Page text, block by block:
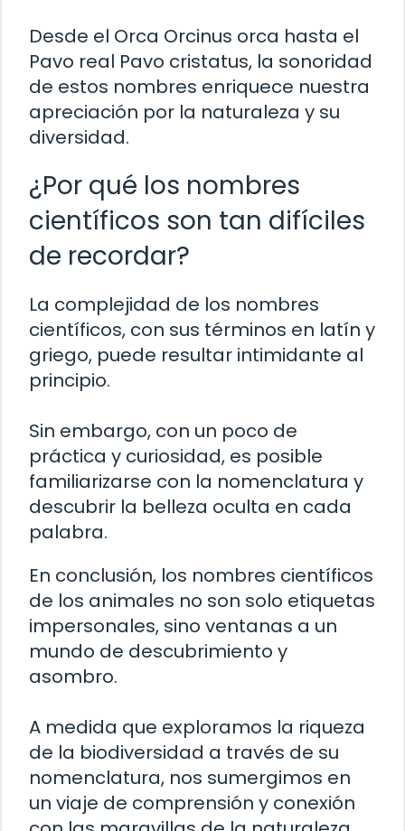
Desde el Orca Orcinus orca hasta el
Pavo real Pavo cristatus, la sonoridad
de estos nombres enriquece nuestra
apreciación por la naturaleza y su
diversidad.
¿Por qué los nombres
científicos son tan difíciles
de recordar?
La complejidad de los nombres
científicos, con sus términos en latín y
griego, puede resultar intimidante al
principio.
Sin embargo, con un poco de
práctica y curiosidad, es posible
familiarizarse con la nomenclatura y
descubrir la belleza oculta en cada
palabra.
En conclusión, los nombres científicos
de los animales no son solo etiquetas
impersonales, sino ventanas a un
mundo de descubrimiento y
asombro.
A medida que exploramos la riqueza
de la biodiversidad a través de su
nomenclatura, nos sumergimos en
un viaje de comprensión y conexión